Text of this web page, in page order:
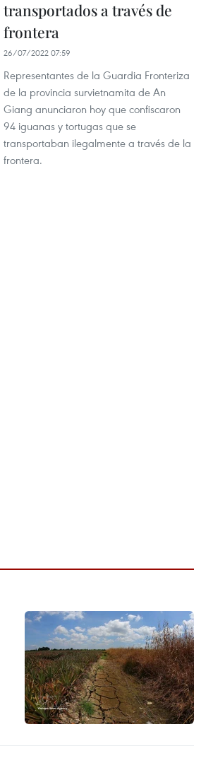
transportados a través de
frontera
26/07/2022 07:59
Representantes de la Guardia Fronteriza
de la provincia survietnamita de An
Giang anunciaron hoy que confiscaron
94 iguanas y tortugas que se
transportaban ilegalmente a través de la
frontera.